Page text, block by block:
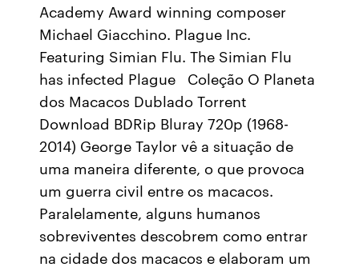
Academy Award winning composer
Michael Giacchino. Plague Inc.
Featuring Simian Flu. The Simian Flu
has infected Plague Coleção O Planeta
dos Macacos Dublado Torrent
Download BDRip Bluray 720p (1968-
2014) George Taylor vê a situação de
uma maneira diferente, o que provoca
um guerra civil entre os macacos.
Paralelamente, alguns humanos
sobreviventes descobrem como entrar
na cidade dos macacos e elaboram um